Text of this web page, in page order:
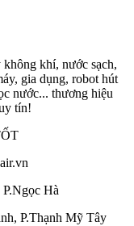
khí, nước sạch,
gia dụng, robot hút
nước... thương hiệu
tín!
Hà
P.Thạnh Mỹ Tây